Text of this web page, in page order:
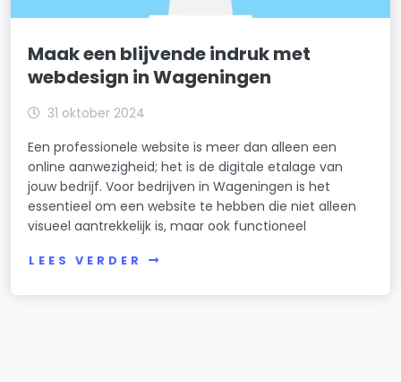
Maak een blijvende indruk met
webdesign in Wageningen
31 oktober 2024
Een professionele website is meer dan alleen een
online aanwezigheid; het is de digitale etalage van
jouw bedrijf. Voor bedrijven in Wageningen is het
essentieel om een website te hebben die niet alleen
visueel aantrekkelijk is, maar ook functioneel
LEES VERDER